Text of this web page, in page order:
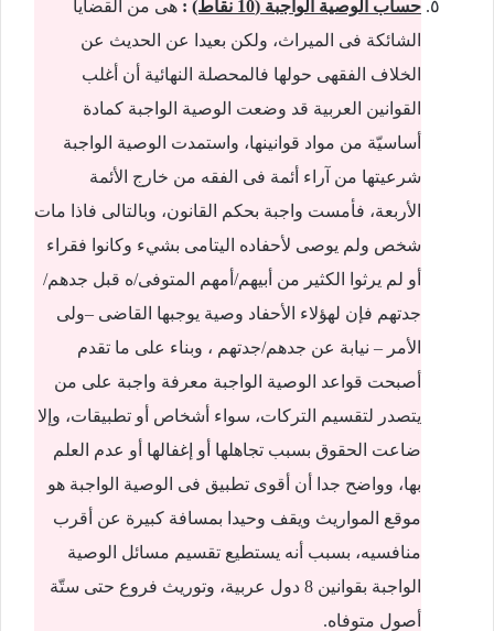
حساب الوصية الواجبة (10 نقاط) : هى من القضايا
الشائكة فى الميراث، ولكن بعيدا عن الحديث عن
الخلاف الفقهى حولها فالمحصلة النهائية أن أغلب
القوانين العربية قد وضعت الوصية الواجبة كمادة
أساسيّة من مواد قوانينها، واستمدت الوصية الواجبة
شرعيتها من آراء أئمة فى الفقه من خارج الأئمة
الأربعة، فأمست واجبة بحكم القانون، وبالتالى فاذا مات
شخص ولم يوصى لأحفاده اليتامى بشيء وكانوا فقراء
أو لم يرثوا الكثير من أبيهم/أمهم المتوفى/ه قبل جدهم/
جدتهم فإن لهؤلاء الأحفاد وصية يوجبها القاضى –ولى
الأمر – نيابة عن جدهم/جدتهم ، وبناء على ما تقدم
أصبحت قواعد الوصية الواجبة معرفة واجبة على من
يتصدر لتقسيم التركات، سواء أشخاص أو تطبيقات، وإلا
ضاعت الحقوق بسبب تجاهلها أو إغفالها أو عدم العلم
بها، وواضح جدا أن أقوى تطبيق فى الوصية الواجبة هو
موقع المواريث ويقف وحيدا بمسافة كبيرة عن أقرب
منافسيه، بسبب أنه يستطيع تقسيم مسائل الوصية
الواجبة بقوانين 8 دول عربية، وتوريث فروع حتى ستّة
أصول متوفاه.